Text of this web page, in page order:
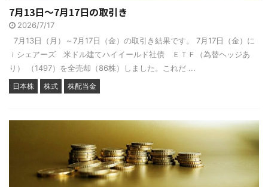
7月13日～7月17日の取引き
2026/7/17
7月13日（月）～7月17日（金）の取引き結果です。 7月17日（金）に
ｉシェアーズ 米ドル建てハイイールド社債 ＥＴＦ（為替ヘッジあ
り） （1497）を全売却（86株）しました。これだ ...
日本株 株式 株配当金